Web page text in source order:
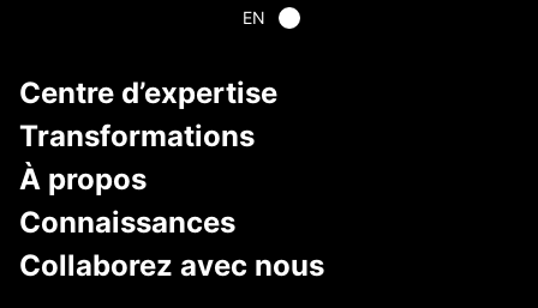
EN
Centre d’expertise
Transformations
À propos
Connaissances
Collaborez avec nous